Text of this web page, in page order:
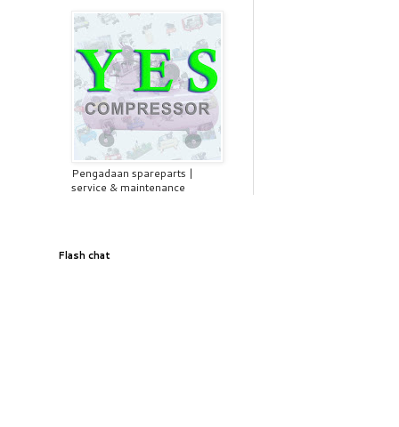
Pengadaan spareparts |
service & maintenance
Flash chat